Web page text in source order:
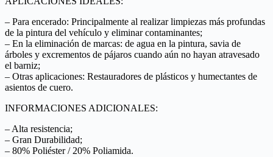
– Para encerado: Principalmente al realizar limpiezas más profundas
de la pintura del vehículo y eliminar contaminantes;
– En la eliminación de marcas: de agua en la pintura, savia de
árboles y excrementos de pájaros cuando aún no hayan atravesado
el barniz;
– Otras aplicaciones: Restauradores de plásticos y humectantes de
asientos de cuero.
INFORMACIONES ADICIONALES:
– Alta resistencia;
– Gran Durabilidad;
– 80% Poliéster / 20% Poliamida.